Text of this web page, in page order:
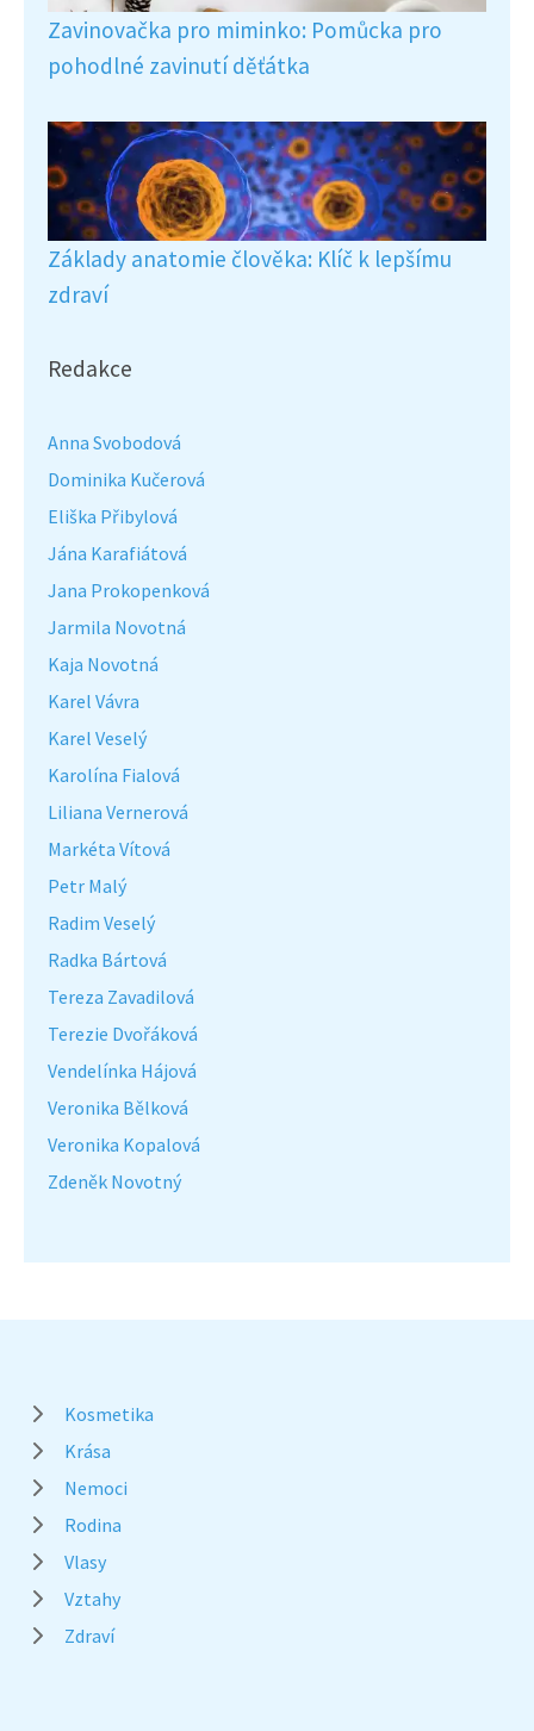
Zavinovačka pro miminko: Pomůcka pro
pohodlné zavinutí děťátka
Základy anatomie člověka: Klíč k lepšímu
zdraví
Redakce
Anna Svobodová
Dominika Kučerová
Eliška Přibylová
Jána Karafiátová
Jana Prokopenková
Jarmila Novotná
Kaja Novotná
Karel Vávra
Karel Veselý
Karolína Fialová
Liliana Vernerová
Markéta Vítová
Petr Malý
Radim Veselý
Radka Bártová
Tereza Zavadilová
Terezie Dvořáková
Vendelínka Hájová
Veronika Bělková
Veronika Kopalová
Zdeněk Novotný
Kosmetika
Krása
Nemoci
Rodina
Vlasy
Vztahy
Zdraví